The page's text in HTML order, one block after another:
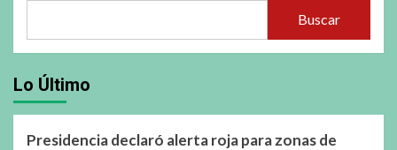
Buscar
Lo Último
Presidencia declaró alerta roja para zonas de